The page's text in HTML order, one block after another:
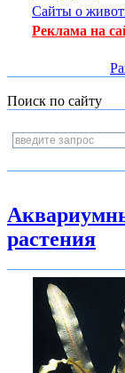
Сайты о
Реклама на
Поиск по сайту
растения